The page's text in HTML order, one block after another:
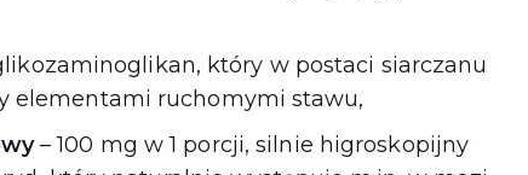
który w postaci siarczanu
elementami ruchomymi stawu,
– 100 mg w 1 porcji, silnie higroskopijny